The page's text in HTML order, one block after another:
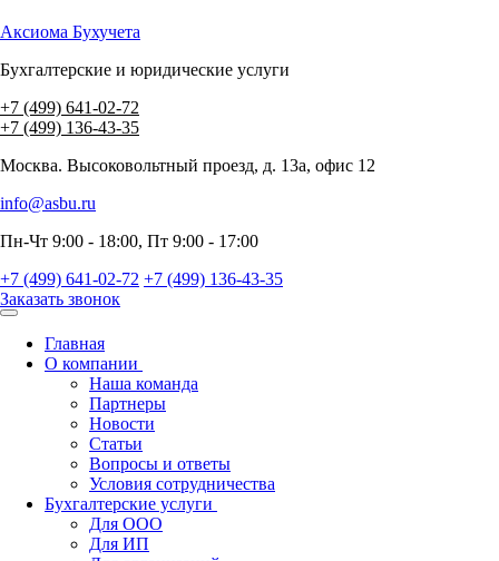
Аксиома Бухучета
Бухгалтерские и юридические услуги
+7 (499) 641-02-72
+7 (499) 136-43-35
Москва. Высоковольтный проезд, д. 13а, офис 12
info@asbu.ru
Пн-Чт 9:00 - 18:00, Пт 9:00 - 17:00
+7 (499) 641-02-72 +7 (499) 136-43-35
Заказать звонок
Главная
О компании
Наша команда
Партнеры
Новости
Статьи
Вопросы и ответы
Условия сотрудничества
Бухгалтерские услуги
Для ООО
Для ИП